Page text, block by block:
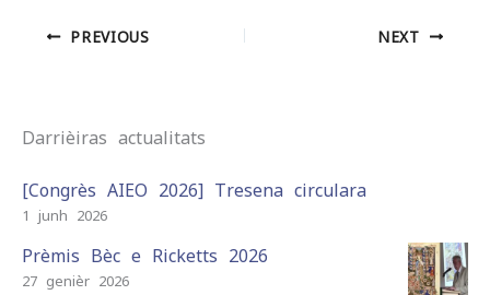
PREVIOUS NEXT
Darrièiras actualitats
[Congrès AIEO 2026] Tresena circulara
1 junh 2026
Prèmis Bèc e Ricketts 2026
27 genièr 2026